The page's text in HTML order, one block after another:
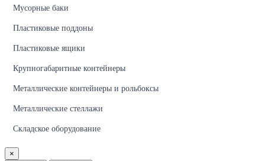
Мусорные баки
Пластиковые поддоны
Пластиковые ящики
Крупногабаритные контейнеры
Металлические контейнеры и рольбоксы
Металлические стеллажи
Складское оборудование
×